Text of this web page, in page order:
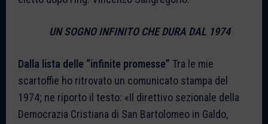
UN SOGNO INFINITO CHE DURA DAL 1974
Dalla lista delle “infinite promesse” Tra le mie
scartoffie ho ritrovato un comunicato stampa del
1974; ne riporto il testo: «Il direttivo sezionale della
Democrazia Cristiana di San Bartolomeo in Galdo,